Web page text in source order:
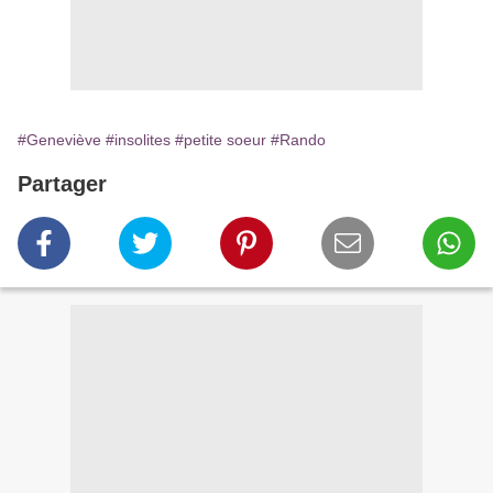
#Geneviève #insolites #petite soeur #Rando
Partager